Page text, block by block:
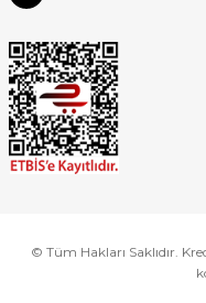
© Tüm Hakları Saklıdır.